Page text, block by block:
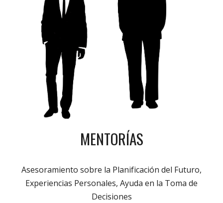
MENTORÍAS
Asesoramiento sobre la Planificación del Futuro,
Experiencias Personales, Ayuda en la Toma de
Decisiones